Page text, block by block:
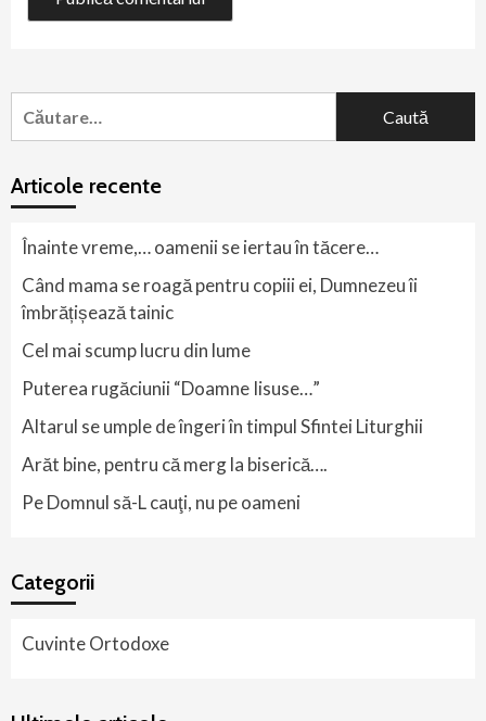
după:
Articole recente
Înainte vreme,… oamenii se iertau în tăcere…
Când mama se roagă pentru copiii ei, Dumnezeu îi
îmbrățișează tainic
Cel mai scump lucru din lume
Puterea rugăciunii “Doamne Iisuse…”
Altarul se umple de îngeri în timpul Sfintei Liturghii
Arăt bine, pentru că merg la biserică….
Pe Domnul să-L cauţi, nu pe oameni
Categorii
Cuvinte Ortodoxe